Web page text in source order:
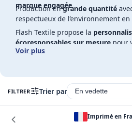
marque engagée.
Production engrande quantité
respectueux de l’environnement en
Flash Textile propose la
écoresponsables sur mesure pour
professionnels.
Voir plus
FILTRER Trier par
Imprimé en